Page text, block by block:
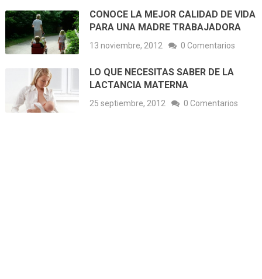
CONOCE LA MEJOR CALIDAD DE VIDA
PARA UNA MADRE TRABAJADORA
13 noviembre, 2012 0 Comentarios
LO QUE NECESITAS SABER DE LA
LACTANCIA MATERNA
25 septiembre, 2012 0 Comentarios